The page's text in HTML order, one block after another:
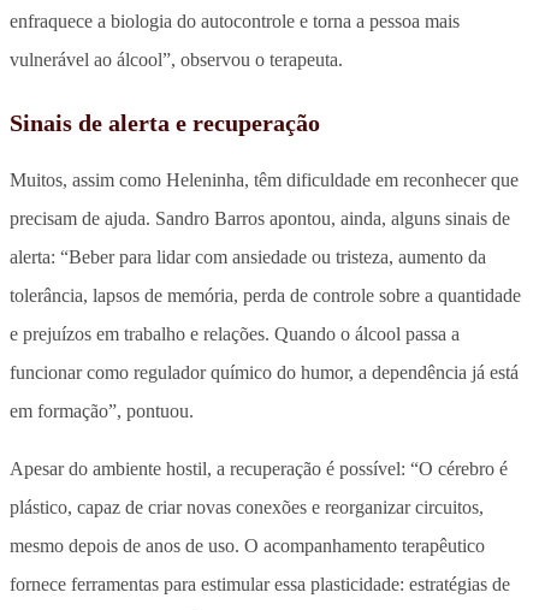
enfraquece a biologia do autocontrole e torna a pessoa mais
vulnerável ao álcool”, observou o terapeuta.
Sinais de alerta e recuperação
Muitos, assim como Heleninha, têm dificuldade em reconhecer que
precisam de ajuda. Sandro Barros apontou, ainda, alguns sinais de
alerta: “Beber para lidar com ansiedade ou tristeza, aumento da
tolerância, lapsos de memória, perda de controle sobre a quantidade
e prejuízos em trabalho e relações. Quando o álcool passa a
funcionar como regulador químico do humor, a dependência já está
em formação”, pontuou.
Apesar do ambiente hostil, a recuperação é possível: “O cérebro é
plástico, capaz de criar novas conexões e reorganizar circuitos,
mesmo depois de anos de uso. O acompanhamento terapêutico
fornece ferramentas para estimular essa plasticidade: estratégias de